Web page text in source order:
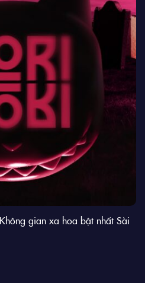
gian xa hoa bật nhất Sài